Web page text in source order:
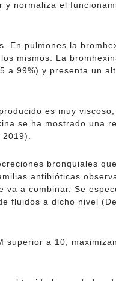
normaliza el
En pulmones la
mismos. La
a 99%) y presenta un
es muy
se ha mostrado una
bronquiales
antibióticas
a combinar. Se
fluidos a dicho nivel
superior a 10,